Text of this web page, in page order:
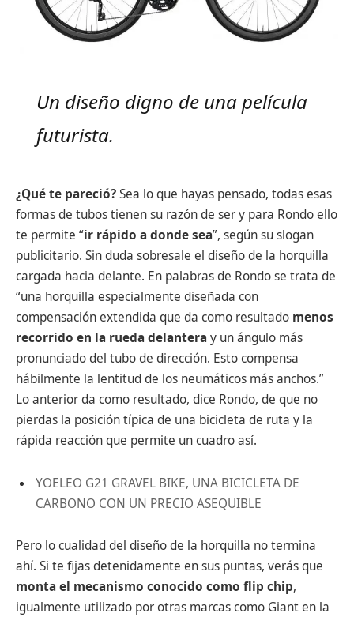
Un diseño digno de una película
futurista.
¿Qué te pareció?Sea lo que hayas pensado, todas esas
formas de tubos tienen su razón de ser y para Rondo ello
te permite “ir rápido a donde sea”, según su slogan
publicitario. Sin duda sobresale el diseño de la horquilla
cargada hacia delante. En palabras de Rondo se trata de
“una horquilla especialmente diseñada con
compensación extendida que da como resultado menos
recorrido en la rueda delanteray un ángulo más
pronunciado del tubo de dirección. Esto compensa
hábilmente la lentitud de los neumáticos más anchos.”
Lo anterior da como resultado, dice Rondo, de que no
pierdas la posición típica de una bicicleta de ruta y la
rápida reacción que permite un cuadro así.
YOELEO G21 GRAVEL BIKE, UNA BICICLETA DE
CARBONO CON UN PRECIO ASEQUIBLE
Pero lo cualidad del diseño de la horquilla no termina
ahí. Si te fijas detenidamente en sus puntas, verás que
monta el mecanismo conocido como flip chip,
igualmente utilizado por otras marcas como Giant en la